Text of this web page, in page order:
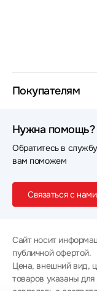
Покупателям
Нужна помощь?
Обратитесь в
вам поможем
Связаться с нами
Сайт носит
публичной офертой.
Цена, внешний вид,
товаров указаны